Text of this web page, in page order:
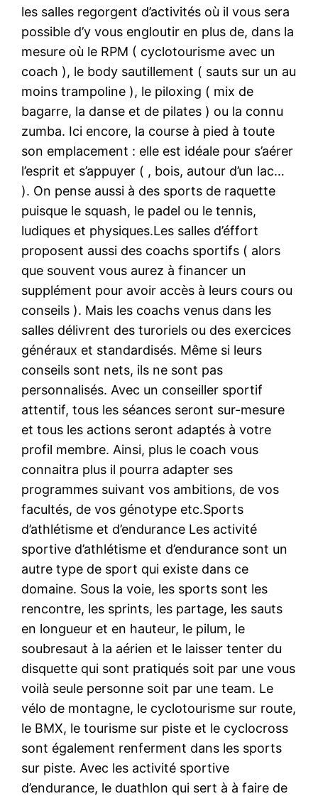
les salles regorgent d’activités où il vous sera
possible d’y vous engloutir en plus de, dans la
mesure où le RPM ( cyclotourisme avec un
coach ), le body sautillement ( sauts sur un au
moins trampoline ), le piloxing ( mix de
bagarre, la danse et de pilates ) ou la connu
zumba. Ici encore, la course à pied à toute
son emplacement : elle est idéale pour s’aérer
l’esprit et s’appuyer ( , bois, autour d’un lac…
). On pense aussi à des sports de raquette
puisque le squash, le padel ou le tennis,
ludiques et physiques.Les salles d’éffort
proposent aussi des coachs sportifs ( alors
que souvent vous aurez à financer un
supplément pour avoir accès à leurs cours ou
conseils ). Mais les coachs venus dans les
salles délivrent des turoriels ou des exercices
généraux et standardisés. Même si leurs
conseils sont nets, ils ne sont pas
personnalisés. Avec un conseiller sportif
attentif, tous les séances seront sur-mesure
et tous les actions seront adaptés à votre
profil membre. Ainsi, plus le coach vous
connaitra plus il pourra adapter ses
programmes suivant vos ambitions, de vos
facultés, de vos génotype etc.Sports
d’athlétisme et d’endurance Les activité
sportive d’athlétisme et d’endurance sont un
autre type de sport qui existe dans ce
domaine. Sous la voie, les sports sont les
rencontre, les sprints, les partage, les sauts
en longueur et en hauteur, le pilum, le
soubresaut à la aérien et le laisser tenter du
disquette qui sont pratiqués soit par une vous
voilà seule personne soit par une team. Le
vélo de montagne, le cyclotourisme sur route,
le BMX, le tourisme sur piste et le cyclocross
sont également renferment dans les sports
sur piste. Avec les activité sportive
d’endurance, le duathlon qui sert à à faire de